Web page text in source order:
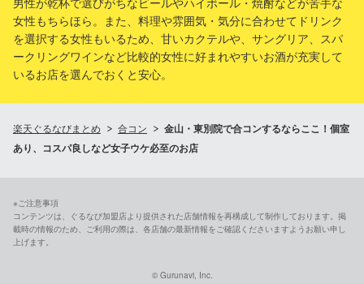
男性が乾杯で選びがちなビールやハイボール・焼酎などが苦手な
女性もちらほら。また、料理や雰囲気・気分に合わせてドリンク
を選択する女性もいるため、甘いカクテルや、サングリア、スパ
ークリングワインなど比較的女性に好まれやすいお酒が充実して
いるお店を選んでおくと安心。
楽天ぐるなびまとめ 合コン
金山・東別院で合コンするならここ！個室
あり、コスパ良しなど女子ウケ必至のお店
※ご注意事項
コンテンツは、ぐるなび加盟店より提供された店舗情報を再構成して制作しております。掲
載時の情報のため、ご利用の際は、各店舗の最新情報をご確認くださいますようお願い申し
上げます。
© Gurunavi, Inc.